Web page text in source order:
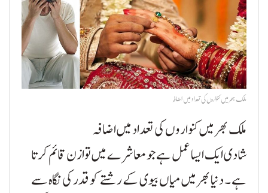
ملک بھر میں کنواروں کی تعداد میں اضافہ
ملک بھر میں کنواروں کی تعداد میں اضافہ
شادی ایک ایسا عمل ہے جو معاشرے میں توازن قائم کرتا
ہے ۔ دنیا بھر میں میاں بیوی کے رشتے کو قدر کی نگاہ سے